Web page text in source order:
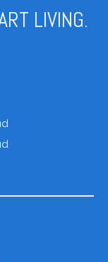
LIVING.